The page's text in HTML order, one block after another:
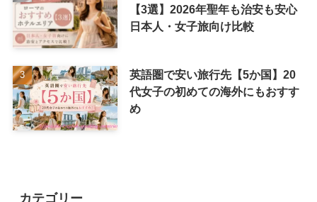
【3選】2026年聖年も治安も安心
日本人・女子旅向け比較
英語圏で安い旅行先【5か国】20
代女子の初めての海外にもおすす
め
カテゴリー